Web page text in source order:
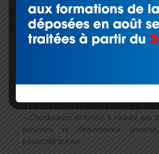
CPNEF – AV – Commission paritaire
formation de l’audiovisuel.
Une fois la recevabilité acquise, nous
Pour le parcours de VAE – Coordination
a pas d’autre débouchés prévus que
– Coordination d’intimité. Il n’existe pas
parcours, ni d’équivalence
passerelle prévue.